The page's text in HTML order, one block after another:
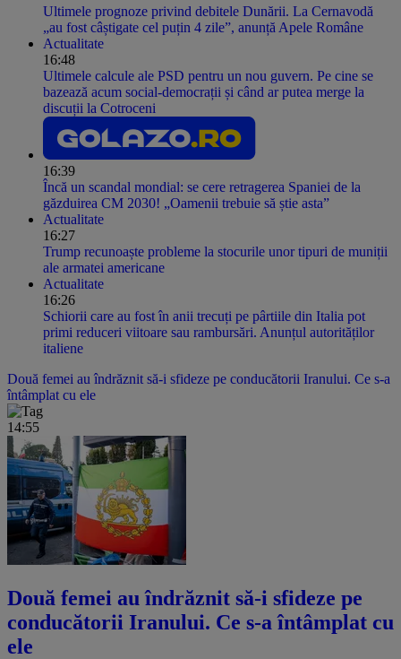
Ultimele prognoze privind debitele Dunării. La Cernavodă
„au fost câștigate cel puțin 4 zile”, anunță Apele Române
Actualitate
16:48
Ultimele calcule ale PSD pentru un nou guvern. Pe cine se
bazează acum social-democrații și când ar putea merge la
discuții la Cotroceni
16:39
Încă un scandal mondial: se cere retragerea Spaniei de la
găzduirea CM 2030! „Oamenii trebuie să știe asta”
Actualitate
16:27
Trump recunoaște probleme la stocurile unor tipuri de muniții
ale armatei americane
Actualitate
16:26
Schiorii care au fost în anii trecuți pe pârtiile din Italia pot
primi reduceri viitoare sau rambursări. Anunțul autorităților
italiene
Două femei au îndrăznit să-i sfideze pe conducătorii Iranului. Ce s-a
întâmplat cu ele
14:55
Două femei au îndrăznit să-i sfideze pe
conducătorii Iranului. Ce s-a întâmplat cu
ele